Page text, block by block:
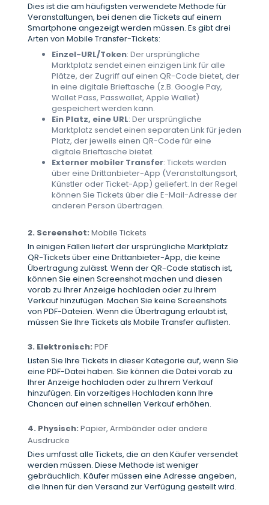
Dies ist die am häufigsten verwendete Methode für
Veranstaltungen, bei denen die Tickets auf einem
Smartphone angezeigt werden müssen. Es gibt drei
Arten von Mobile Transfer-Tickets:
Einzel-URL/Token: Der ursprüngliche
Marktplatz sendet einen einzigen Link für alle
Plätze, der Zugriff auf einen QR-Code bietet, der
in eine digitale Brieftasche (z.B. Google Pay,
Wallet Pass, Passwallet, Apple Wallet)
gespeichert werden kann.
Ein Platz, eine URL: Der ursprüngliche
Marktplatz sendet einen separaten Link für jeden
Platz, der jeweils einen QR-Code für eine
digitale Brieftasche bietet.
Externer mobiler Transfer: Tickets werden
über eine Drittanbieter-App (Veranstaltungsort,
Künstler oder Ticket-App) geliefert. In der Regel
können Sie Tickets über die E-Mail-Adresse der
anderen Person übertragen.
2. Screenshot: Mobile Tickets
In einigen Fällen liefert der ursprüngliche Marktplatz
QR-Tickets über eine Drittanbieter-App, die keine
Übertragung zulässt. Wenn der QR-Code statisch ist,
können Sie einen Screenshot machen und diesen
vorab zu Ihrer Anzeige hochladen oder zu Ihrem
Verkauf hinzufügen. Machen Sie keine Screenshots
von PDF-Dateien. Wenn die Übertragung erlaubt ist,
müssen Sie Ihre Tickets als Mobile Transfer auflisten.
3. Elektronisch: PDF
Listen Sie Ihre Tickets in dieser Kategorie auf, wenn Sie
eine PDF-Datei haben. Sie können die Datei vorab zu
Ihrer Anzeige hochladen oder zu Ihrem Verkauf
hinzufügen. Ein vorzeitiges Hochladen kann Ihre
Chancen auf einen schnellen Verkauf erhöhen.
4. Physisch: Papier, Armbänder oder andere
Ausdrucke
Dies umfasst alle Tickets, die an den Käufer versendet
werden müssen. Diese Methode ist weniger
gebräuchlich. Käufer müssen eine Adresse angeben,
die Ihnen für den Versand zur Verfügung gestellt wird.